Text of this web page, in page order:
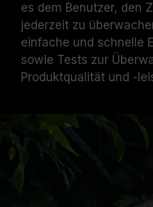
es dem Benutzer, den
jederzeit zu
einfache und schnelle
sowie Tests zur
Produktqualität und -